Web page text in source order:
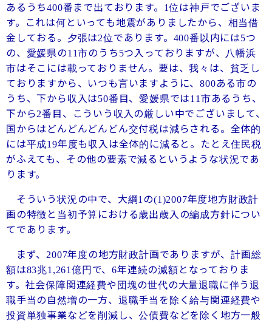
あるうち400番まで出ております。 1位は神戸でございま
す。これは何といっても地震がありましたから、相当借
金しておる。夕張は2位であります。 400番以内には5つ
の、愛媛県の11市のうち 5つ入っておりますが、八幡浜
市はそこには載っておりません。要は、我々は、貧乏し
ておりますから、いつも言いますように、800ある市の
うち、下から収入は50番目、愛媛県では11 市あるうち、
下から2番目、こういう収入の厳しい中でございまして、
国からはどんどんどんどん交付税は減らされる。全体的
には平成19年度も収入は全体的に減ると。たとえ住民税
がふえても、その他の要素で減るというような状況であ
ります。
そういう状況の中で、大綱1 の(1)2007年度地方財政計
画の特徴と当初予算における歳出歳入の編成方針につい
てであります。
まず、2007年度の地方財政計画でありますが、計画総
額は83兆1,261億円で、6年連続の減額となっておりま
す。社会保障関連経費や団塊の世代の大量退職に伴う退
職手当の自然増の一方、退職手当を除く給与関連経費や
投資単独事業などを削減し、公債費などを除く地方一般